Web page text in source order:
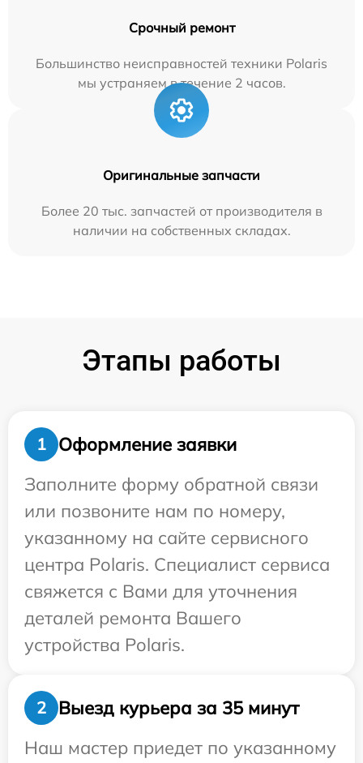
Срочный ремонт
Большинство неисправностей техники Polaris
мы устраняем в течение 2 часов.
Оригинальные запчасти
Более 20 тыс. запчастей от производителя в
наличии на собственных складах.
Этапы работы
1
Оформление заявки
Заполните форму обратной связи
или позвоните нам по номеру,
указанному на сайте сервисного
центра Polaris. Специалист сервиса
свяжется с Вами для уточнения
деталей ремонта Вашего
устройства Polaris.
2
Выезд курьера за 35 минут
Наш мастер приедет по указанному